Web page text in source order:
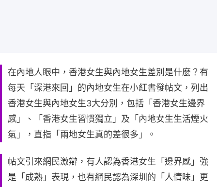
在內地人眼中，香港女生與內地女生差別是什麼？有
每天「深港來回」的內地女生在小紅書發帖文，列出
香港女生與內地女生3大分別，包括「香港女生邊界
感」、「香港女生習慣獨立」及「內地女生生活煙火
氣」，直指「兩地女生真的差很多」。
帖文引來網民激辯，有人認為香港女生「邊界感」強
是「成熟」表現，也有網民認為深圳的「人情味」更